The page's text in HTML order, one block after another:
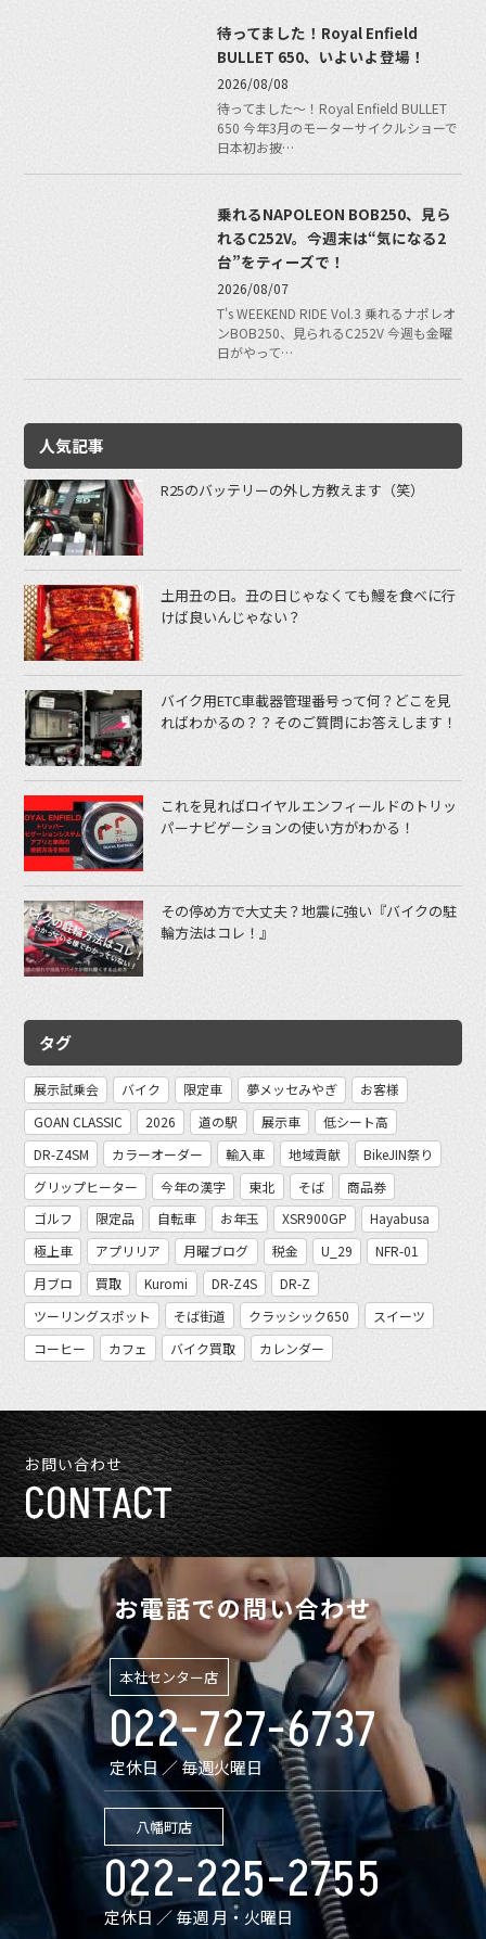
待ってました！Royal Enfield
BULLET 650、いよいよ登場！
2026/08/08
待ってました〜！Royal Enfield BULLET
650 今年3月のモーターサイクルショーで
日本初お披…
乗れるNAPOLEON BOB250、見ら
れるC252V。今週末は“気になる2
台”をティーズで！
2026/08/07
T's WEEKEND RIDE Vol.3 乗れるナポレオ
ンBOB250、見られるC252V 今週も金曜
日がやって…
人気記事
R25のバッテリーの外し方教えます（笑）
土用丑の日。丑の日じゃなくても鰻を食べに行
けば良いんじゃない？
バイク用ETC車載器管理番号って何？どこを見
ればわかるの？？そのご質問にお答えします！
これを見ればロイヤルエンフィールドのトリッ
パーナビゲーションの使い方がわかる！
その停め方で大丈夫？地震に強い『バイクの駐
輪方法はコレ！』
タグ
展示試乗会 バイク 限定車 夢メッセみやぎ
お客様
GOAN CLASSIC
2026 道の駅 展示車
低シート高
DR-Z4SM
カラーオーダー 輸入車 地域貢献
BikeJIN祭り
グリップヒーター
今年の漢字 東北 そば
商品券
ゴルフ
限定品 自転車 お年玉 XSR900GP
Hayabusa
極上車
アプリリア 月曜ブログ 税金 U_29
NFR-01
月ブロ
買取 Kuromi DR-Z4S
DR-Z
ツーリングスポット
そば街道 クラッシック650
スイーツ
コーヒー
カフェ バイク買取 カレンダー
お問い合わせ
CONTACT
お電話での問い合わせ
本社センター店
022-727-6737
定休日 ／ 毎週火曜日
八幡町店
022-225-2755
定休日 ／ 毎週 月・火曜日